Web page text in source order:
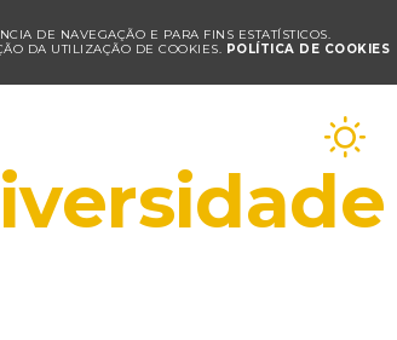
DE NAVEGAÇÃO E PARA FINS ESTATÍSTICOS.
DA UTILIZAÇÃO DE COOKIES. POLÍTICA DE COOKIES